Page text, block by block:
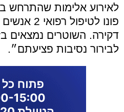
לאירוע אלימות שהתרחש
פונו
דקירה. השוטרים נמצאים
לבירור נסיבות פציעתם״.